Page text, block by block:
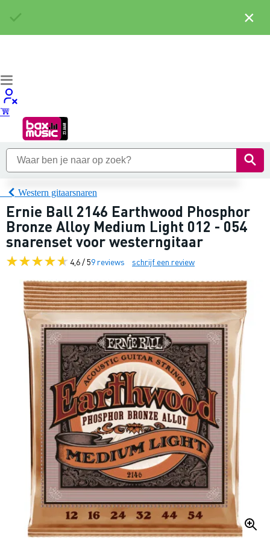
Western gitaarsnaren
Ernie Ball 2146 Earthwood Phosphor
Bronze Alloy Medium Light 012 - 054
snarenset voor westerngitaar
4,6 / 59 reviews schrijf een review
×